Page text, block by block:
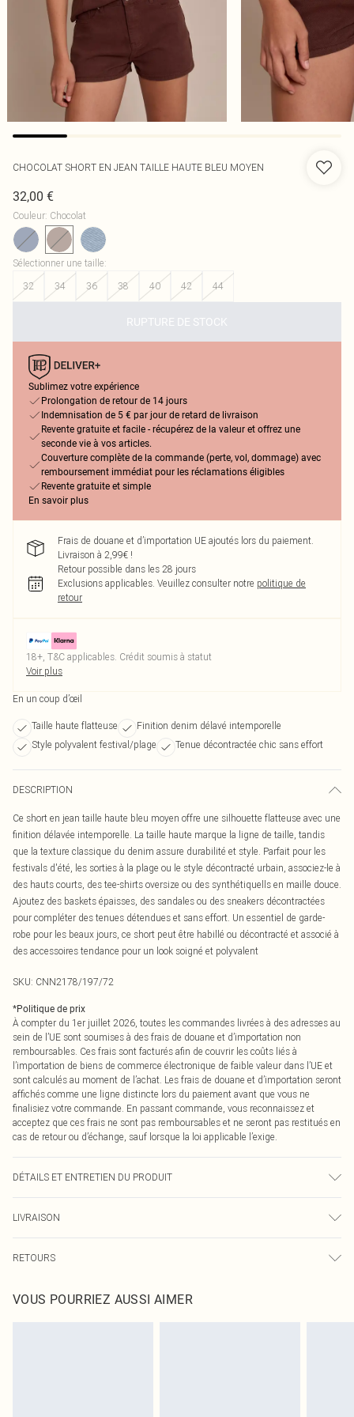
CHOCOLAT SHORT EN JEAN TAILLE HAUTE BLEU MOYEN
32,00 €
Couleur: Chocolat
Sélectionner une taille:
32
34 36 38 40 42 44
RUPTURE DE STOCK
Sublimez votre expérience
Prolongation de retour de 14 jours
Indemnisation de 5 € par jour de retard de livraison
Revente gratuite et facile - récupérez de la valeur et offrez une
seconde vie à vos articles.
Couverture complète de la commande (perte, vol, dommage) avec
remboursement immédiat pour les réclamations éligibles
Revente gratuite et simple
En savoir plus
Frais de douane et d’importation UE ajoutés lors du paiement.
Livraison à 2,99€ !
Retour possible dans les 28 jours
Exclusions applicables. Veuillez consulter notre politique de
retour
18+, T&C applicables. Crédit soumis à statut
Voir plus
En un coup d’œil
Taille haute flatteuse
Finition denim délavé intemporelle
Style polyvalent festival/plage
Tenue décontractée chic sans effort
DESCRIPTION
Ce short en jean taille haute bleu moyen offre une silhouette flatteuse avec une
finition délavée intemporelle. La taille haute marque la ligne de taille, tandis
que la texture classique du denim assure durabilité et style. Parfait pour les
festivals d'été, les sorties à la plage ou le style décontracté urbain, associez-le à
des hauts courts, des tee-shirts oversize ou des synthétiquells en maille douce.
Ajoutez des baskets épaisses, des sandales ou des sneakers décontractées
pour compléter des tenues détendues et sans effort. Un essentiel de garde-
robe pour les beaux jours, ce short peut être habillé ou décontracté et associé à
des accessoires tendance pour un look soigné et polyvalent
SKU: CNN2178/197/72
*Politique de prix
À compter du 1er juillet 2026, toutes les commandes livrées à des adresses au
sein de l’UE sont soumises à des frais de douane et d’importation non
remboursables. Ces frais sont facturés afin de couvrir les coûts liés à
l’importation de biens de commerce électronique de faible valeur dans l’UE et
sont calculés au moment de l’achat. Les frais de douane et d’importation seront
affichés comme une ligne distincte lors du paiement avant que vous ne
finalisiez votre commande. En passant commande, vous reconnaissez et
acceptez que ces frais ne sont pas remboursables et ne seront pas restitués en
cas de retour ou d’échange, sauf lorsque la loi applicable l’exige.
DÉTAILS ET ENTRETIEN DU PRODUIT
tissu utilisé, la couleur peut déteindre.
LIVRAISON
Livraison express France
Jusqu'à 2-3 jours ouvrables
RETOURS
pour nous retourner un article.
Veuillez noter que nous ne pouvons pas rembourser les masques tendance, les
VOUS POURRIEZ AUSSI AIMER